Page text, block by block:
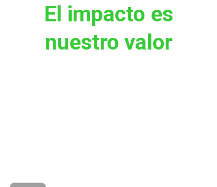
El impacto es
nuestro valor